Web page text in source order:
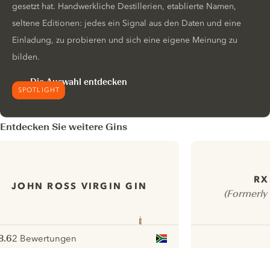
SPOTLIGHT
gesetzt hat. Handwerkliche Destillerien, etablierte Namen,
seltene Editionen: jedes ein Signal aus den Daten und eine
Einladung, zu probieren und sich eine eigene Meinung zu
bilden.
Die Auswahl entdecken
Entdecken Sie weitere Gins
JOHN ROSS VIRGIN GIN
2 Bewertungen
(Formerly